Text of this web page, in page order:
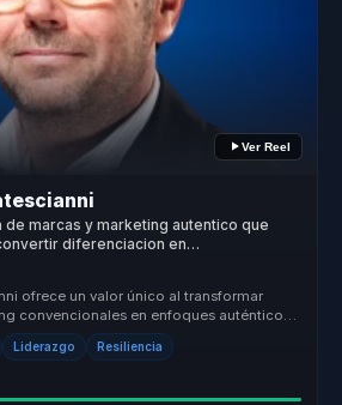
Ver Reel
de marcas y marketing autentico que
diferenciacion en
y ventaja competitiva.
ofrece un valor único al transformar
convencionales en enfoques auténticos
Liderazgo Resiliencia